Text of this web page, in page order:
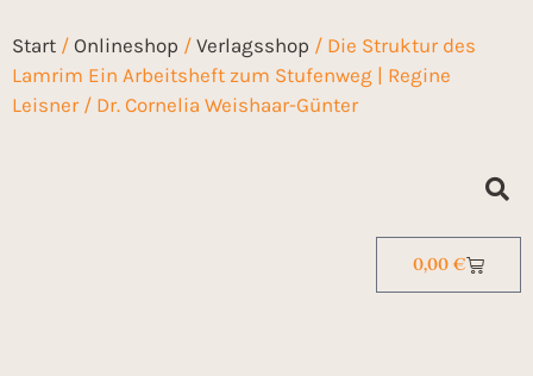
Start / Onlineshop / Verlagsshop / Die Struktur des
Lamrim Ein Arbeitsheft zum Stufenweg | Regine
Leisner / Dr. Cornelia Weishaar-Günter
0,00€